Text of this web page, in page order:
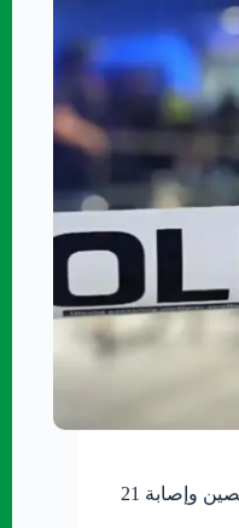
إطلاق نار بأوسلو تسبب بمقتل شخصين وإصابة 21